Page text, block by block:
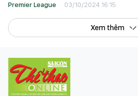
Premier League 03/10/2024 16:15
Xem thêm